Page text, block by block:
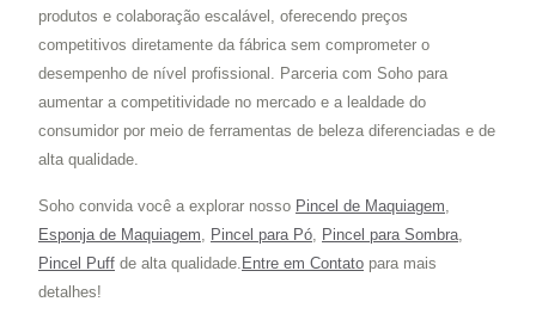
produtos e colaboração escalável, oferecendo preços
competitivos diretamente da fábrica sem comprometer o
desempenho de nível profissional. Parceria com Soho para
aumentar a competitividade no mercado e a lealdade do
consumidor por meio de ferramentas de beleza diferenciadas e de
alta qualidade.
Soho convida você a explorar nosso Pincel de Maquiagem,
Esponja de Maquiagem, Pincel para Pó, Pincel para Sombra,
Pincel Puff de alta qualidade. Entre em Contato para mais
detalhes!